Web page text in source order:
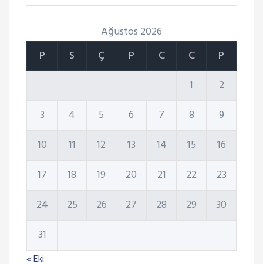
Ağustos 2026
P
S Ç P C C
P
1
2
3
4 5 6 7 8
9
10
11 12 13 14 15
16
17
18 19 20 21 22
23
24
25 26 27 28 29
30
31
« Eki